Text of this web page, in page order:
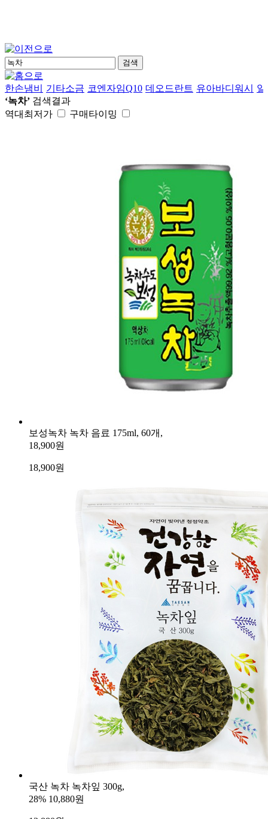
검색
한손냄비 기타소금 코엔자임Q10 데오드란트 유아바디워시
‘녹차’ 검색결과
역대최저가
구매타이밍
보성녹차 녹차 음료 175ml, 60개,
18,900원
18,900원
국산 녹차 녹차잎 300g,
28% 10,880원